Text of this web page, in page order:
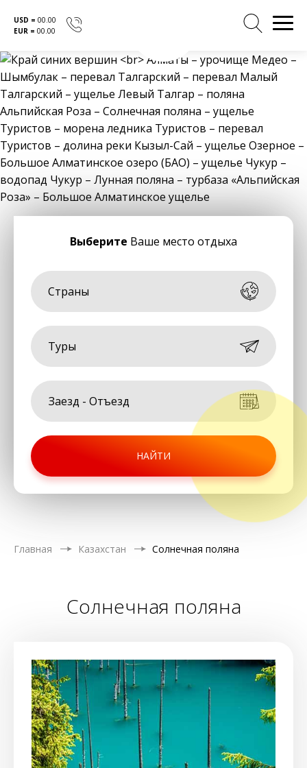
Перейти
к
содержанию
USD = 00.00
EUR = 00.00
Выберите Ваше место отдыха
Страны
Туры
НАЙТИ
Главная Казахстан Солнечная поляна
Солнечная поляна